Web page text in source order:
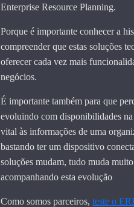
Enterprise Resource Planning.
Porque é importante conhecer a
compreender que estas soluções
oferecer cada vez mais
negócios.
É importante também para que
evoluindo com disponibilidades
vital às informações de uma
bastando ter um dispositivo
soluções mudam, tudo muda
acompanhando esta evolução
Como somos parceiros,teste o